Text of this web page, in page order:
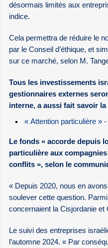
désormais limités aux
indice.
Cela permettra de réduire le
par le Conseil d’éthique, et
sur ce marché, selon M.
Tous les investissements
gestionnaires externes
interne, a aussi fait savoir
« Attention particulière » -
Le fonds « accorde depuis
particulière aux
conflits », selon le
« Depuis 2020, nous en
soulever cette question.
concernaient la Cisjordanie et
Le suivi des entreprises
l’automne 2024. « Par